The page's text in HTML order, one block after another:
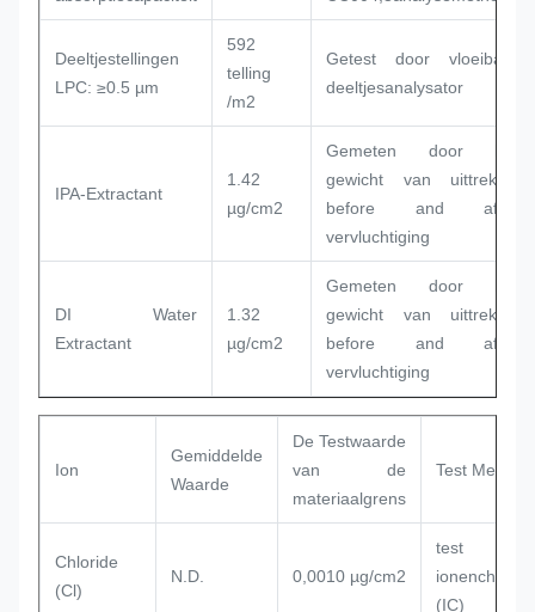
Deeltjestellingen
LPC: ≥0.5 µm
592
telling
/m2
Getest door vloeibare
deeltjesanalysator
IPA-Extractant
1.42
µg/cm2
Gemeten door het
gewicht van uittreksel
before and after
vervluchtiging
DI Water
Extractant
1.32
µg/cm2
Gemeten door het
gewicht van uittreksel
before and after
vervluchtiging
Ion
Gemiddelde
Waarde
De Testwaarde
van de
materiaalgrens
Test Mehod
Chloride
(Cl)
N.D. 0,0010 µg/cm2
test
(IC)